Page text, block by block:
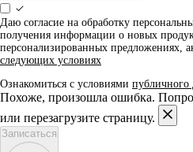
Даю согласие на обработку
получения информации о новых
персонализированных предложениях,
следующих условиях
Ознакомиться с условиями публичного
Похоже, произошла ошибка.
или перезагрузите страницу.
Записаться